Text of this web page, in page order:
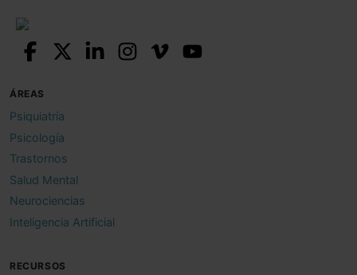
ÁREAS
Psiquiatría
Psicología
Trastornos
Salud Mental
Neurociencias
Inteligencia Artificial
RECURSOS